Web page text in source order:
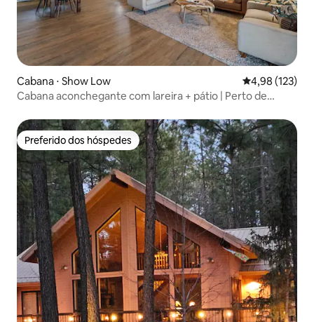
Cabana ⋅ Show Low 4,98 de uma
4,98 (123)
Cabana aconchegante com lareira + pátio | Perto de
Preferido dos hóspedes
Preferido dos hóspedes